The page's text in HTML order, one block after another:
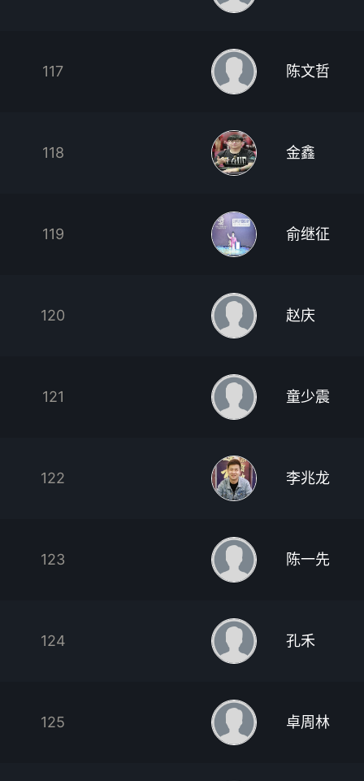
117 陈文哲
118 金鑫
119 俞继征
120 赵庆
121 童少震
122 李兆龙
123 陈一先
124 孔禾
125 卓周林